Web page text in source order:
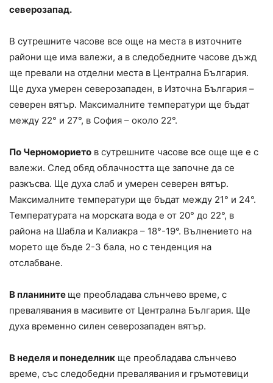
северозапад.
В сутрешните часове все още на места в източните
райони ще има валежи, а в следобедните часове дъжд
ще превали на отделни места в Централна България.
Ще духа умерен северозападен, в Източна България –
северен вятър. Максималните температури ще бъдат
между 22° и 27°, в София – около 22°.
По Черноморието в сутрешните часове все още ще е с
валежи. След обяд облачността ще започне да се
разкъсва. Ще духа слаб и умерен северен вятър.
Максималните температури ще бъдат между 21° и 24°.
Температурата на морската вода е от 20° до 22°, в
района на Шабла и Калиакра – 18°-19°. Вълнението на
морето ще бъде 2-3 бала, но с тенденция на
отслабване.
В планините ще преобладава слънчево време, с
превалявания в масивите от Централна България. Ще
духа временно силен северозападен вятър.
В неделя и понеделник ще преобладава слънчево
време, със следобедни превалявания и гръмотевици